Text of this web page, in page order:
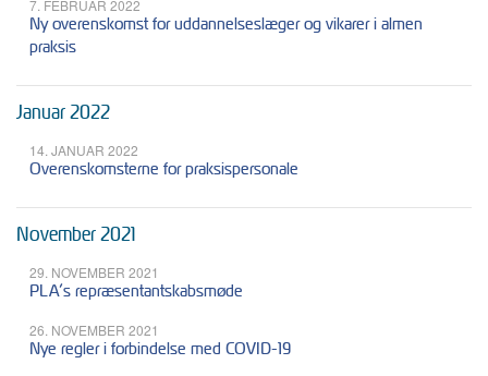
7. FEBRUAR 2022
Ny overenskomst for uddannelseslæger og vikarer i almen
praksis
Januar 2022
14. JANUAR 2022
Overenskomsterne for praksispersonale
November 2021
29. NOVEMBER 2021
PLA’s repræsentantskabsmøde
26. NOVEMBER 2021
Nye regler i forbindelse med COVID-19